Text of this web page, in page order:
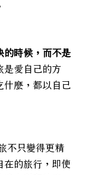
的時候，而不是
是愛自己的方
什麼，都以自己
不只變得更精
在的旅行，即使